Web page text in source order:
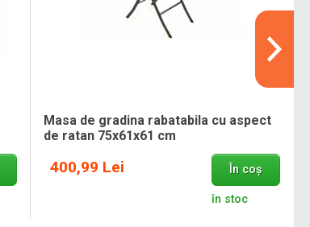
Masa de gradina rabatabila cu aspect
de ratan 75x61x61 cm
400,99 Lei În coș
în stoc